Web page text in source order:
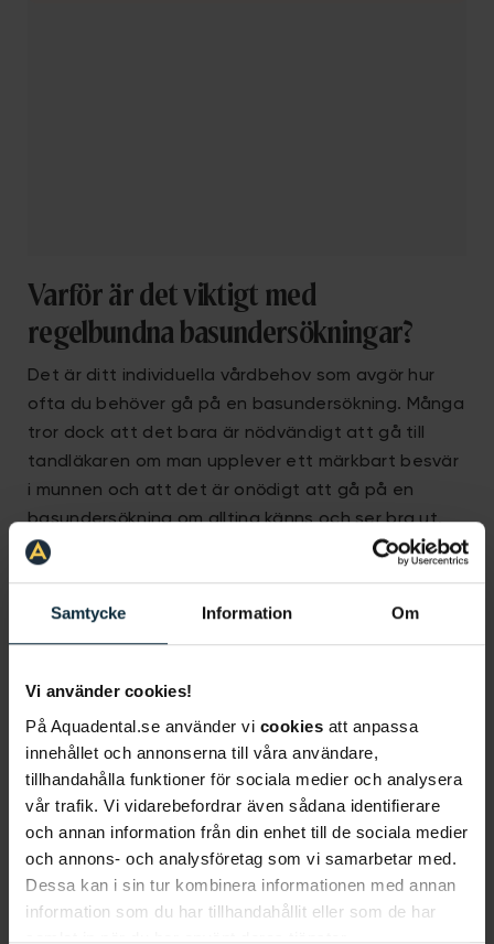
Samtycke Information Om
Vi använder cookies!
På Aquadental.se använder vi cookies att anpassa
innehållet och annonserna till våra användare,
tillhandahålla funktioner för sociala medier och analysera
vår trafik. Vi vidarebefordrar även sådana identifierare
och annan information från din enhet till de sociala medier
och annons- och analysföretag som vi samarbetar med.
Dessa kan i sin tur kombinera informationen med annan
information som du har tillhandahållit eller som de har
samlat in när du har använt deras tjänster.
Varför är det viktigt med
regelbundna basundersökningar?
Det är ditt individuella vårdbehov som avgör hur
ofta du behöver gå på en basundersökning. Många
tror dock att det bara är nödvändigt att gå till
tandläkaren om man upplever ett märkbart besvär
i munnen och att det är onödigt att gå på en
basundersökning om allting känns och ser bra ut.
Flera munsjukdomar kan dock vara svåra att
att många sjukdomar i
munhålan
är asymtomatiska
Till exempel ärkaries
orsakar några symtom till en början. I ett tidigt
stadie är karies enkelt att behandla men kan, om
det förblir obehandlat, leda till tandinfektionoch
pulpanekros, även kallatdöd tand. Med
regelbundna basundersökningar kan därmed
tillstånd som karies upptäckas och behandlas i ett
tidigt skede.